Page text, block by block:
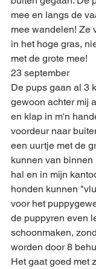
mee en langs de
mee wandelen! Ze
in het hoge gras,
met de grote mee!
23 september
De pups gaan al 3
gewoon achter mij
en klap in m'n
voordeur naar
een uurtje met de
kunnen van
hal en in mijn
honden kunnen
voor het
de puppyren even
schoonmaken,
worden door 8
Het gaat goed met